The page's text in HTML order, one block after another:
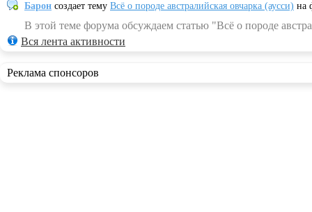
Барон создает тему Всё о породе австралийская овчарка (аусси) на
В этой теме форума обсуждаем статью "Всё о породе
Вся лента активности
Реклама спонсоров